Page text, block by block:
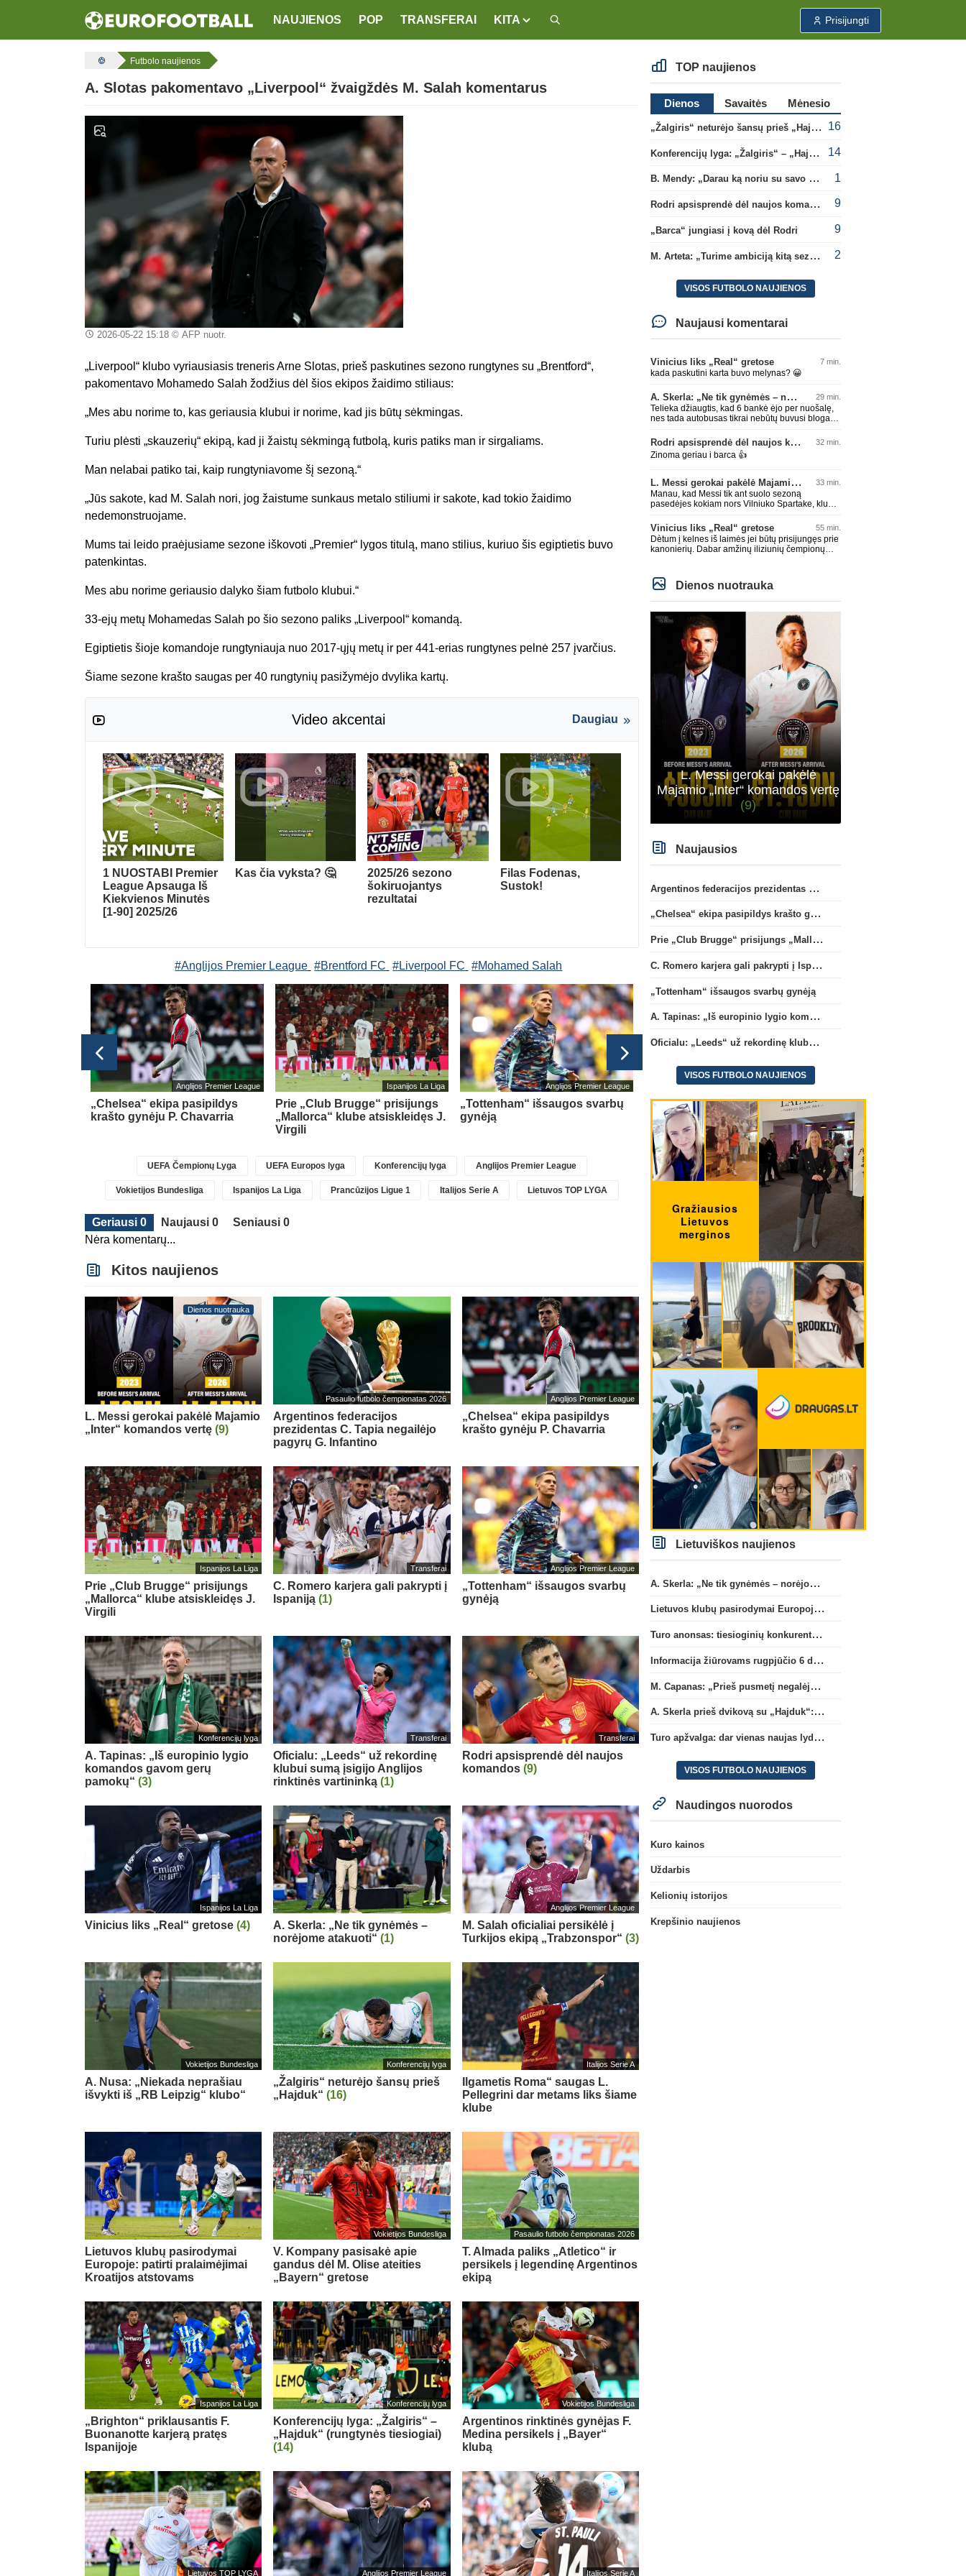
NAUJIENOS POP TRANSFERAI KITA Prisijungti
Futbolo naujienos
A. Slotas pakomentavo „Liverpool“ žvaigždės M. Salah komentarus
2026-05-22 15:18© AFP nuotr.
„Liverpool“ klubo vyriausiasis treneris Arne Slotas, prieš paskutines sezono rungtynes su „Brentford“,
pakomentavo Mohamedo Salah žodžius dėl šios ekipos žaidimo stiliaus:
„Mes abu norime to, kas geriausia klubui ir norime, kad jis būtų sėkmingas.
Turiu plėsti „skauzerių“ ekipą, kad ji žaistų sėkmingą futbolą, kuris patiks man ir sirgaliams.
Man nelabai patiko tai, kaip rungtyniavome šį sezoną.“
„Jūs sakote, kad M. Salah nori, jog žaistume sunkaus metalo stiliumi ir sakote, kad tokio žaidimo
nedemonstruojame.
Mums tai leido praėjusiame sezone iškovoti „Premier“ lygos titulą, mano stilius, kuriuo šis egiptietis buvo
patenkintas.
Mes abu norime geriausio dalyko šiam futbolo klubui.“
33-ejų metų Mohamedas Salah po šio sezono paliks „Liverpool“ komandą.
Egiptietis šioje komandoje rungtyniauja nuo 2017-ųjų metų ir per 441-erias rungtynes pelnė 257 įvarčius.
Šiame sezone krašto saugas per 40 rungtynių pasižymėjo dvylika kartų.
Video akcentai Daugiau
1 NUOSTABI Premier
League Apsauga Iš
Kiekvienos Minutės
[1-90] 2025/26
Kas čia vyksta? 🤔
2025/26 sezono
šokiruojantys
rezultatai
Filas Fodenas,
Sustok!
#Anglijos Premier League #Brentford FC #Liverpool FC #Mohamed Salah
Anglijos Premier League
„Chelsea“ ekipa pasipildys
krašto gynėju P. Chavarria
Ispanijos La Liga
Prie „Club Brugge“ prisijungs
„Mallorca“ klube atsiskleidęs J.
Virgili
Anglijos Premier League
„Tottenham“ išsaugos svarbų
gynėją
Konferencijų lyga
A. Tapinas: „Iš europinio lygio
komandos gavom gerų
pamokų“(3)
Rodri apsisprendė dėl
komandos
UEFA Čempionų Lyga UEFA Europos lyga Konferencijų lyga Anglijos Premier League
Vokietijos Bundesliga Ispanijos La Liga Prancūzijos Ligue 1 Italijos Serie A Lietuvos TOP LYGA
Geriausi 0 Naujausi 0
Seniausi 0
Nėra komentarų...
Kitos naujienos
Dienos nuotrauka
L. Messi gerokai pakėlė Majamio
„Inter“ komandos vertę (9)
Pasaulio futbolo čempionatas 2026
Argentinos federacijos
prezidentas C. Tapia negailėjo
pagyrų G. Infantino
Anglijos Premier League
„Chelsea“ ekipa pasipildys
krašto gynėju P. Chavarria
Ispanijos La Liga
Prie „Club Brugge“ prisijungs
„Mallorca“ klube atsiskleidęs J.
Virgili
Transferai
C. Romero karjera gali pakrypti į
Ispaniją(1)
Anglijos Premier League
„Tottenham“ išsaugos svarbų
gynėją
Konferencijų lyga
A. Tapinas: „Iš europinio lygio
komandos gavom gerų
pamokų“ (3)
Transferai
Oficialu: „Leeds“ už rekordinę
klubui sumą įsigijo Anglijos
rinktinės vartininką(1)
Transferai
Rodri apsisprendė dėl naujos
komandos (9)
Ispanijos La Liga
Vinicius liks „Real“ gretose (4)
A. Skerla: „Ne tik gynėmės –
norėjome atakuoti“(1)
Anglijos Premier League
M. Salah oficialiai persikėlė į
Turkijos ekipą „Trabzonspor“ (3)
Vokietijos Bundesliga
A. Nusa: „Niekada neprašiau
išvykti iš „RB Leipzig“ klubo“
Konferencijų lyga
„Žalgiris“ neturėjo šansų prieš
„Hajduk“(16)
Italijos Serie A
Ilgametis Roma“ saugas L.
Pellegrini dar metams liks šiame
klube
Lietuvos klubų pasirodymai
Europoje: patirti pralaimėjimai
Kroatijos atstovams
Vokietijos Bundesliga
V. Kompany pasisakė apie
gandus dėl M. Olise ateities
„Bayern“ gretose
Pasaulio futbolo čempionatas 2026
T. Almada paliks „Atletico“ ir
persikels į legendinę Argentinos
ekipą
Ispanijos La Liga
„Brighton“ priklausantis F.
Buonanotte karjerą pratęs
Ispanijoje
Konferencijų lyga
Konferencijų lyga: „Žalgiris“ –
„Hajduk“ (rungtynės tiesiogiai)
(14)
Vokietijos Bundesliga
Argentinos rinktinės gynėjas F.
Medina persikels į „Bayer“
klubą
Lietuvos TOP LYGA Anglijos Premier League Italijos Serie A
TOP naujienos
Dienos Savaitės
Mėnesio
„Žalgiris“ neturėjo šansų prieš „Hajduk“
16
Konferencijų lyga: „Žalgiris“ – „Hajduk“ (rungtynės tiesiogiai) 14
B. Mendy: „Darau ką noriu su savo pasaulio čempionato titulu“ 1
Rodri apsisprendė dėl naujos komandos 9
„Barca“ jungiasi į kovą dėl Rodri 9
M. Arteta: „Turime ambiciją kitą sezoną kovoti dėl visų titulų“ 2
VISOS FUTBOLO NAUJIENOS
Naujausi komentarai
Vinicius liks „Real“ gretose 7 min.
kada paskutini karta buvo melynas? 😀
A. Skerla: „Ne tik gynėmės – norėjome atakuoti“ 29 min.
Telieka džiaugtis, kad 6 bankė ėjo per nuošalę,
nes tada autobusas tikrai nebūtų buvusi bloga
Rodri apsisprendė dėl naujos komandos 32 min.
Zinoma geriau i barca 👍
L. Messi gerokai pakėlė Majamio „Inter“ komandos vertę 33 min.
Manau, kad Messi tik ant suolo sezoną
pasedėjes kokiam nors Vilniuko Spartake, klubo
Vinicius liks „Real“ gretose 55 min.
Dètum į kelnes iš laimės jei būtų prisijungęs prie
kanonierių. Dabar amžinų iliziunių čempionų
Dienos nuotrauka
L. Messi gerokai pakėlė
Majamio „Inter“ komandos vertę
(9)
Naujausios
Argentinos federacijos prezidentas C. Tapia negailėjo pagyrų G. Infantino
„Chelsea“ ekipa pasipildys krašto gynėju P. Chavarria
Prie „Club Brugge“ prisijungs „Mallorca“ klube atsiskleidęs J. Virgili
C. Romero karjera gali pakrypti į Ispaniją
„Tottenham“ išsaugos svarbų gynėją
A. Tapinas: „Iš europinio lygio komandos gavom gerų pamokų“
Oficialu: „Leeds“ už rekordinę klubui sumą įsigijo Anglijos rinktinės vartininką
VISOS FUTBOLO NAUJIENOS
Lietuviškos naujienos
A. Skerla: „Ne tik gynėmės – norėjome atakuoti“
Lietuvos klubų pasirodymai Europoje: patirti pralaimėjimai Kroatijos atstovams
Turo anonsas: tiesioginių konkurentų dvikova Gargžduose
Informacija žiūrovams rugpjūčio 6 d. UEFA rungtynėms
M. Capanas: „Prieš pusmetį negalėjau net įsivaizduoti, kad žaisime prieš „Hajduk“
A. Skerla prieš dvikovą su „Hajduk“: „Tai kito kalibro komanda“
Turo apžvalga: dar vienas naujas lyderis
VISOS FUTBOLO NAUJIENOS
Naudingos nuorodos
Kuro kainos
Uždarbis
Kelionių istorijos
Krepšinio naujienos